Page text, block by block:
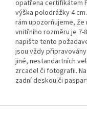
opatřena certifikátem
výška polodrážky 4
rám upozorňujeme,
vnitřního rozměru je 7-
napište tento
jsou vždy
jiné, nestandartních
zrcadel či fotografii.
zadní deskou či